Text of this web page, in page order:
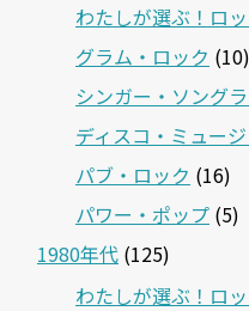
わたしが選ぶ！ロ
グラム・ロック (10)
シンガー・ソング
ディスコ・ミュー
パブ・ロック (16)
パワー・ポップ (5)
1980年代 (125)
わたしが選ぶ！ロ